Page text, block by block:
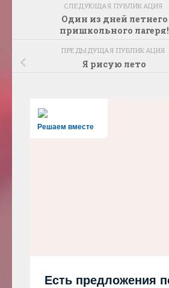
СЛЕДУЮЩАЯ ПУБЛИКАЦИЯ
Один из дней летнего
пришкольного лагеря!
ПРЕДЫДУЩАЯ ПУБЛИКАЦИЯ
Я рисую лето
Решаем вместе
Есть предложения